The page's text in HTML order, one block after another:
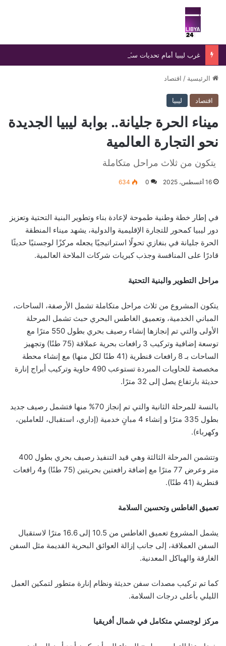
بحث عن
غرب ليبيا أمام تحديات سكانية وأمنية متصاعدة
الرئيسية / اقتصاد
اقتصاد ليبيا
ميناء الحرة جليانة.. بوابة ليبيا الجديدة
نحو التجارة العالمية
يتكون من ثلاث مراحل متكاملة
16 أغسطس، 2025 0
634
في إطار خطة وطنية طموحة لإعادة بناء وتطوير البنية التحتية وتعزيز
دور ليبيا كمحور للتجارة الإقليمية والدولية، يشهد ميناء المنطقة
الحرة جليانة في بنغازي تحولًا استراتيجيًا يجعله مركزًا لوجستيًا حديثًا
قادرًا على المنافسة وجذب كبريات شركات الملاحة العالمية.
مراحل التطوير والبنية التحتية
يتكون المشروع من ثلاث مراحل متكاملة تشمل الأرصفة، الساحات،
المباني الخدمية، وتعميق الغاطس البحري حبث تشمل المرحلة
الأولى والتي تم إنجازها إنشاء رصيف بحري بطول 550 مترًا مع
توسعة إضافية وتركيب 3 رافعات بحرية عملاقة (75 طنًا) وتجهيز
الساحات بـ 8 رافعات قنطرية (41 طنًا لكل منها) مع إنشاء محطة
مخصصة للحاويات المبردة تستوعب 490 حاوية وتركيب أبراج إنارة
حديثة بارتفاع يصل إلى 32 مترًا.
بالنسة للمرحلة الثانية والتي تم إنجاز 70% منها فتشمل رصيف جديد
بطول 335 مترًا و إنشاء 4 مبانٍ خدمية (إداري، استقبال، للعاملين،
وكهرباء).
وتتشمن المرحلة الثالثة وهي قيد التنفيذ رصيف بحري بطول 400
متر وعرض 77 مترًا مع إضافة رافعتين بحريتين (75 طنًا) و4 رافعات
قنطرية (41 طنًا).
تعميق الغاطس وتحسين السلامة
يشمل المشروع تعميق الغاطس من 10.5 إلى 16.6 مترًا لاستقبال
السفن العملاقة، إلى جانب إزالة العوائق البحرية القديمة مثل السفن
الغارقة والهياكل المعدنية.
كما تم تركيب مصدات سفن حديثة ونظام إنارة متطور لتمكين العمل
الليلي بأعلى درجات السلامة.
مركز لوجستي متكامل في شمال أفريقيا